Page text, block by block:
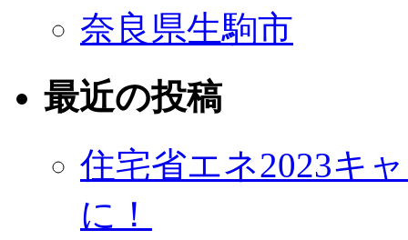
奈良県生駒市
最近の投稿
住宅省エネ2023キ
に！